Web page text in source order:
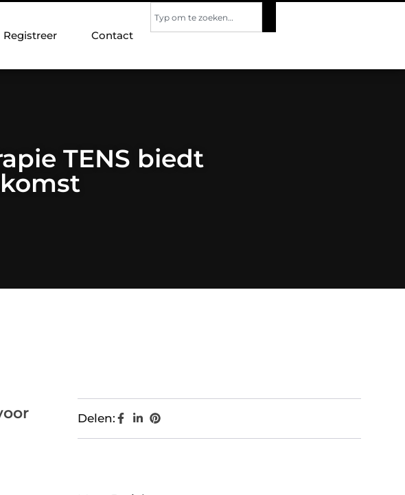
Registreer Contact
TENS biedt
Delen: